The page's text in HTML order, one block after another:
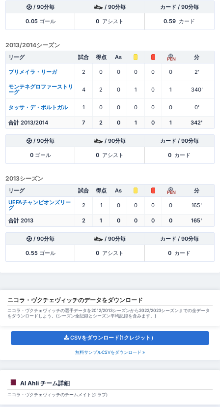
/ 90分毎 / 90分毎 カード / 90分毎
0.05ゴール 0 アシスト 0.59 カード
2013/2014シーズン
リーグ 試合 得点 As PEN 分
プリメイラ・リーガ 2 0 0 0 0 0 2'
モンテネグロファーストリ
ーグ 4 2 0 1 0 1 340'
タッサ・デ・ポルトガル 1 0 0 0 0 0 0'
合計 2013/2014 7 2 0 1 0 1 342'
/ 90分毎 / 90分毎 カード / 90分毎
0ゴール 0 アシスト 0 カード
2013シーズン
リーグ 試合 得点 As PEN
分
UEFAチャンピオンズリー
グ 2 1 0 0 0 0 165'
合計 2013 2 1 0 0 0 0 165'
/ 90分毎 / 90分毎 カード / 90分毎
0.55ゴール 0 アシスト 0 カード
ニコラ・ヴクチェヴィッチのデータをダウンロード
ニコラ・ヴクチェヴィッチの選手データを2012/2013シーズンから2022/2023シーズンまでの全データ
をダウンロードしよう。(シーズン全記録とシーズン平均記録を含みます。)
CSVをダウンロード(1クレジット）
無料サンプルCSVをダウンロード »
Al Ahli チーム詳細
ニコラ・ヴクチェヴィッチのチームメイト(クラブ)